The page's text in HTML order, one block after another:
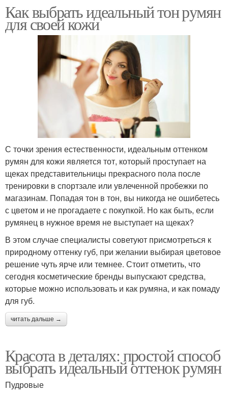
Как выбрать идеальный тон румян
для своей кожи
С точки зрения естественности, идеальным оттенком
румян для кожи является тот, который проступает на
щеках представительницы прекрасного пола после
тренировки в спортзале или увлеченной пробежки по
магазинам. Попадая тон в тон, вы никогда не ошибетесь
с цветом и не прогадаете с покупкой. Но как быть, если
румянец в нужное время не выступает на щеках?
В этом случае специалисты советуют присмотреться к
природному оттенку губ, при желании выбирая цветовое
решение чуть ярче или темнее. Стоит отметить, что
сегодня косметические бренды выпускают средства,
которые можно использовать и как румяна, и как помаду
для губ.
читать дальше →
Красота в деталях: простой способ
выбрать идеальный оттенок румян
Пудровые